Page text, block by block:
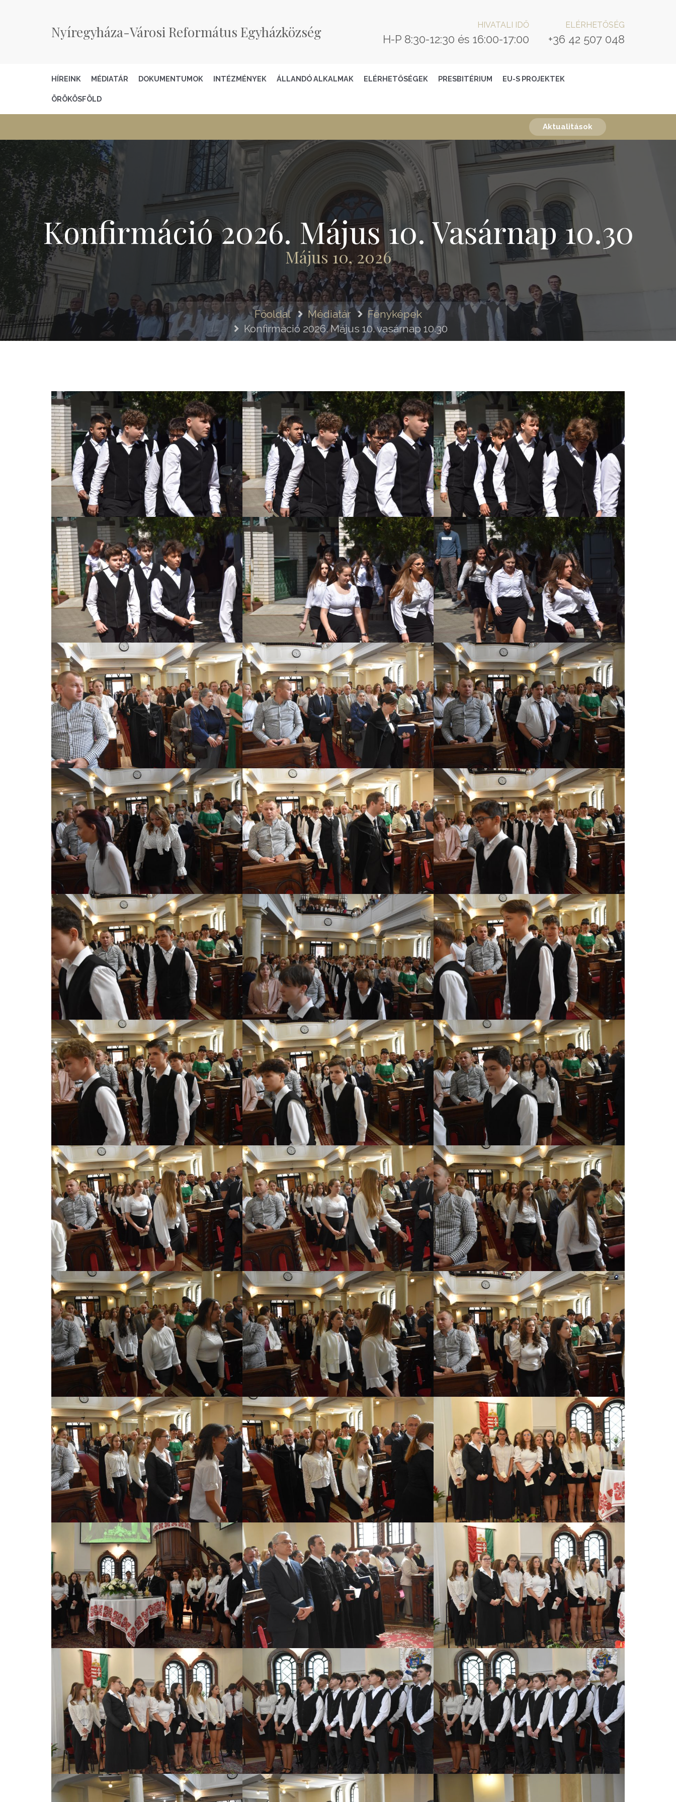
Nyíregyháza-Városi Református Egyházközség HIVATALI IDŐ
H-P 8:30-12:30 és 16:00-17:00
ELÉRHETŐSÉG
+36 42 507 048
HÍREINK MÉDIATÁR DOKUMENTUMOK INTÉZMÉNYEK ÁLLANDÓ ALKALMAK ELÉRHETŐSÉGEK PRESBITÉRIUM EU-S PROJEKTEK
ÖRÖKÖSFÖLD
Aktualitások
Konfirmáció 2026. Május 10. Vasárnap 10.30
Május 10, 2026
Főoldal Médiatár
Fényképek
Konfirmáció 2026. Május 10. vasárnap 10.30